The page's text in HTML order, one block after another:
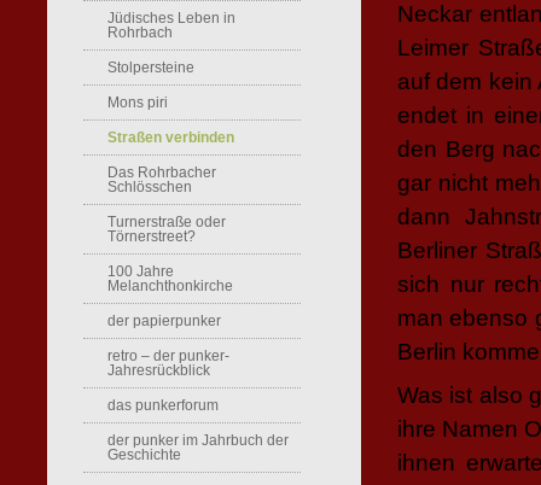
Neckar
Leimer
auf dem kein
endet in
den Berg
gar nicht
dann
Berliner
sich nur
man ebenso
Berlin
Was ist also
ihre Namen
ihnen
Jüdisches Leben in
Rohrbach
Stolpersteine
Mons piri
Straßen verbinden
Das Rohrbacher
Schlösschen
Turnerstraße oder
Törnerstreet?
100 Jahre
Melanchthonkirche
der papierpunker
retro – der punker-
Jahresrückblick
das punkerforum
der punker im Jahrbuch der
Geschichte